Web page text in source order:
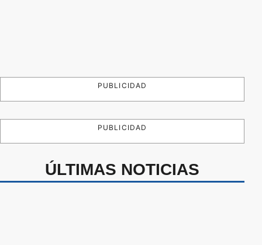
PUBLICIDAD
PUBLICIDAD
ÚLTIMAS NOTICIAS